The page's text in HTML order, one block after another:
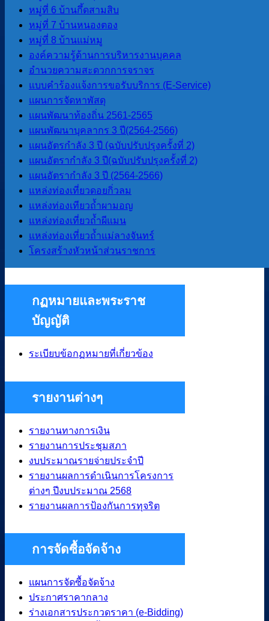
หมู่ที่ 6 บ้านกึ้ดสามสิบ
หมู่ที่ 7 บ้านหนองตอง
หมู่ที่ 8 บ้านแม่หมู
องค์ความรู้ด้านการบริหารงานบุคคล
อำนวยความสะดวกการจราจร
แบบคำร้องแจ้งการขอรับบริการ (E-Service)
แผนการจัดหาพัสดุ
แผนพัฒนาท้องถิ่น 2561-2565
แผนพัฒนาบุคลากร 3 ปี(2564-2566)
แผนอัตรกำลัง 3 ปี (ฉบับปรับปรุงครั้งที่ 2)
แผนอัตรากำลัง 3 ปี(ฉบับปรับปรุงครั้งที่ 2)
แผนอัตรากําลัง 3 ปี (2564-2566)
แหล่งท่องเที่ยวดอยกิ่วลม
แหล่งท่องเทียวถ้ำผามอญ
แหล่งท่องเที่ยวถ้ำผีแมน
แหล่งท่องเที่ยวถ้ำแม่ลางจันทร์
โครงสร้างหัวหน้าส่วนราชการ
การประเมินคุณธรรมและความ
โปร่งใสของ อปท. (ITA) 2569
LPA
การประเมินประสิทธิภาพขององค์กร
ปกครองส่วนท้องถิ่น LPA
แผนพัฒนา
แผนยุทธศาสตร์การพัฒนา
แผนพัฒนาบุคลากร 3 ปี(2564-2566)
แผนอัตรากําลัง 3 ปี (2564-2566)
ข้อบัญญัติงบประมาณรายจ่ายประจำปี
แผนการดําเนินการ
แผนการจัดหาพัสดุ
กฏหมายและพระราช
บัญญัติ
ระเบียบข้อกฏหมายที่เกี่ยวข้อง
รายงานต่างๆ
รายงานทางการเงิน
รายงานการประชุมสภา
งบประมาณรายจ่ายประจำปี
รายงานผลการดำเนินการโครงการ
ต่างๆ ปีงบประมาณ 2568
รายงานผลการป้องกันการทุจริต
การจัดซื้อจัดจ้าง
แผนการจัดซื้อจัดจ้าง
ประกาศราคากลาง
ร่างเอกสารประกวดราคา (e-Bidding)